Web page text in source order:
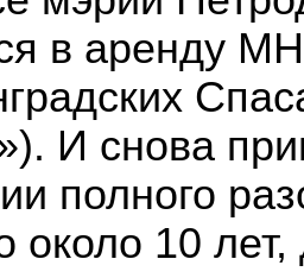
в аренду
И снова
полного
около 10